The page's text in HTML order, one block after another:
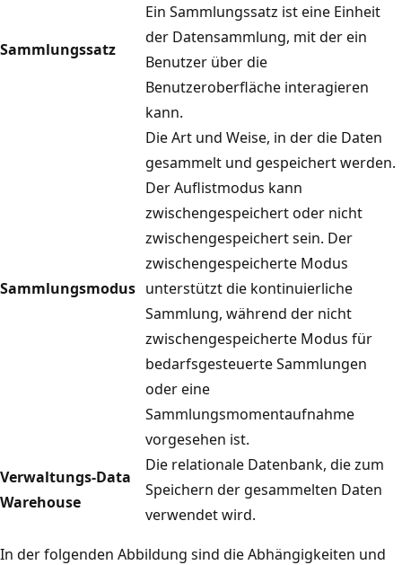
Sammlungssatz
Ein Sammlungssatz ist eine Einheit
der Datensammlung, mit der ein
Benutzer über die
Benutzeroberfläche interagieren
kann.
Sammlungsmodus
Die Art und Weise, in der die Daten
gesammelt und gespeichert werden.
Der Auflistmodus kann
zwischengespeichert oder nicht
zwischengespeichert sein. Der
zwischengespeicherte Modus
unterstützt die kontinuierliche
Sammlung, während der nicht
zwischengespeicherte Modus für
bedarfsgesteuerte Sammlungen
oder eine
Sammlungsmomentaufnahme
vorgesehen ist.
Verwaltungs-Data
Warehouse
Die relationale Datenbank, die zum
Speichern der gesammelten Daten
verwendet wird.
In der folgenden Abbildung sind die Abhängigkeiten und